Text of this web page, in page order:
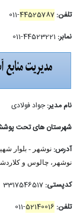
تلفن: 44525787
-011
نمابر:
نام مدیر:جواد فولادی
شهرستان های تحت
آدرس:
نوشهر، چالوس و
کدپستی: 3317546517
تلفن: 52140016
-011